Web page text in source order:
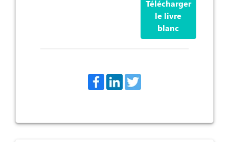
Télécharger
le livre
blanc